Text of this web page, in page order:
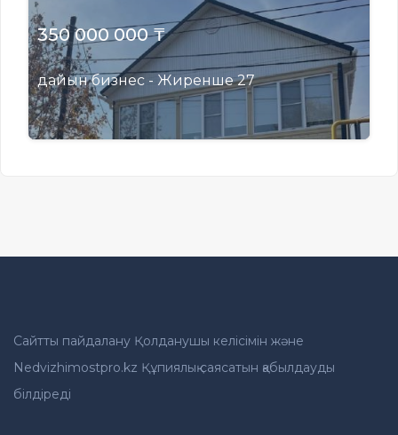
350 000 000 ₸
дайын бизнес - Жиренше 27
Сайтты пайдалану Қолданушы келісімін және
Nedvizhimostpro.kz Құпиялық саясатын қабылдауды
білдіреді